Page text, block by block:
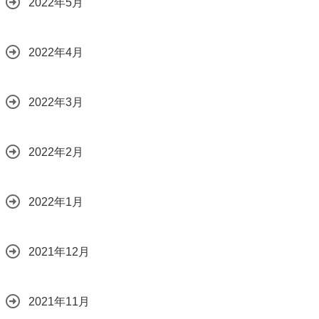
2022年5月
2022年4月
2022年3月
2022年2月
2022年1月
2021年12月
2021年11月